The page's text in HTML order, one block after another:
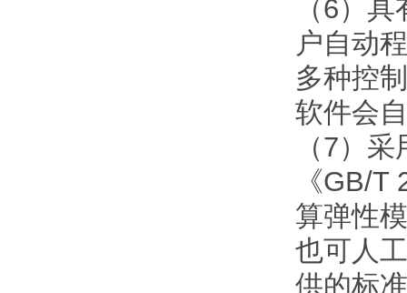
（6）
户自动
多种控
软件会
（7）
《GB/
算弹性
也可人
供的标